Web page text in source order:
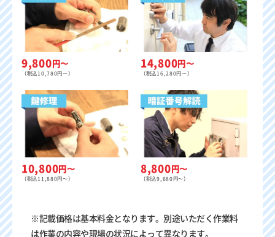
9,800円〜
（税込10,780円〜）
14,800円〜
（税込16,280円〜）
10,800円〜
（税込11,880円〜）
8,800円〜
（税込9,680円〜）
※記載価格は基本料金となります。別途いただく作業料
は作業の内容や現場の状況によって異なります。